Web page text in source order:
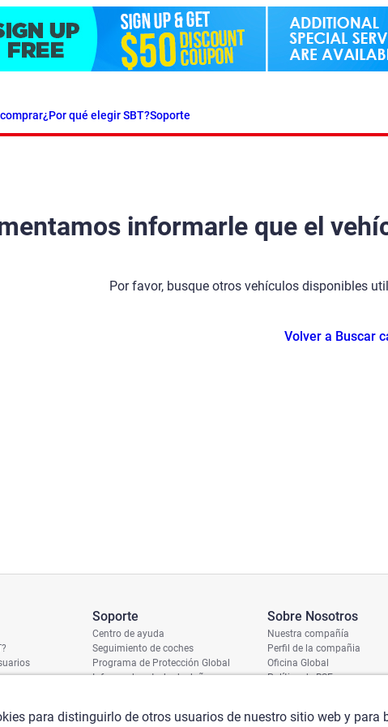
¿Por qué elegir SBT?Soporte
informarle que el
Por favor, busque otros vehículos disponibles
Volver a Buscar
Soporte
Centro de ayuda
Seguimiento de coches
Programa de Protección Global
Informe de estado de daños
Sobre Nosotros
Nuestra compañía
Perfil de la compañia
Oficina Global
Política de RSE
para distinguirlo de otros usuarios de nuestro sitio web y para